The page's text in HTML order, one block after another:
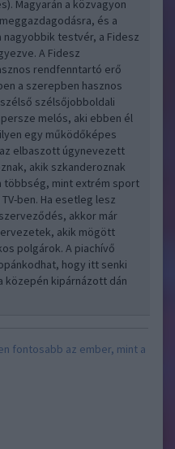
Magyarán a közvagyon
és a
testvér, a Fidesz
A Fidesz
rendfenntartó erő
a szerepben hasznos
szélsőjobboldali
melós, aki ebben él
egy működőképes
elbaszott úgynevezett
akik szkanderoznak
többség, mint extrém sport
ben. Ha esetleg lesz
akkor már
akik mögött
polgárok. A piachívő
hogy itt senki
közepén kipárnázott dán
fontosabb az ember, mint a